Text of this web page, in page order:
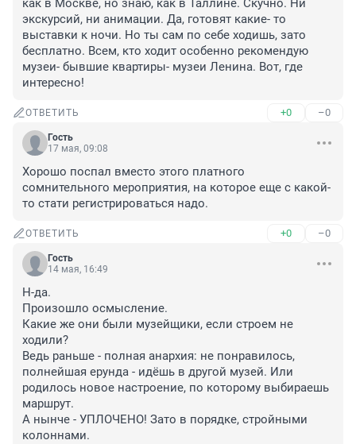
как в Москве, но знаю, как в Таллине. Скучно. Ни
экскурсий, ни анимации. Да, готовят какие- то
выставки к ночи. Но ты сам по себе ходишь, зато
бесплатно. Всем, кто ходит особенно рекомендую
музеи- бывшие квартиры- музеи Ленина. Вот, где
интересно!
ОТВЕТИТЬ +0 –0
Гость
17 мая, 09:08
Хорошо поспал вместо этого платного
сомнительного мероприятия, на которое еще с какой-
то стати регистрироваться надо.
ОТВЕТИТЬ +0 –0
Гость
14 мая, 16:49
Н-да.
Произошло осмысление.
Какие же они были музейщики, если строем не
ходили?
Ведь раньше - полная анархия: не понравилось,
полнейшая ерунда - идёшь в другой музей. Или
родилось новое настроение, по которому выбираешь
маршрут.
А нынче - УПЛОЧЕНО! Зато в порядке, стройными
колоннами.